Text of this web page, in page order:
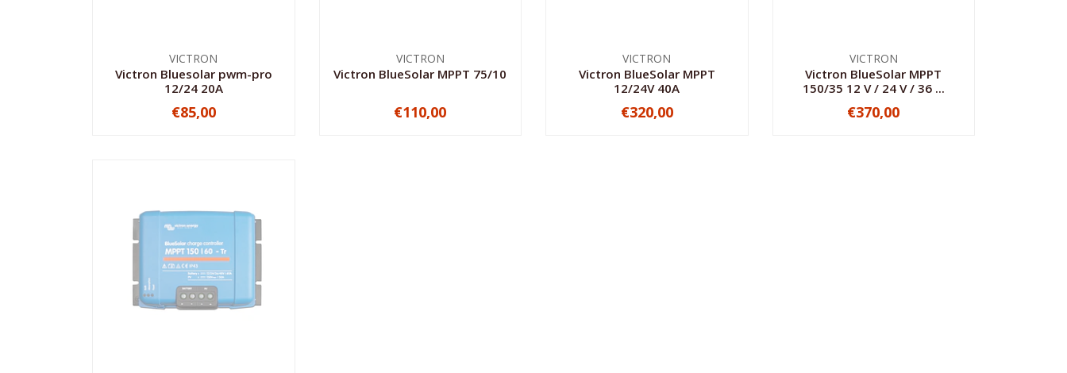
VICTRON
Victron Bluesolar pwm-pro
12/24 20A
NO DISPONIBLE
€85,00
VICTRON
Victron BlueSolar MPPT 75/10
NO DISPONIBLE
€110,00
VICTRON
Victron BlueSolar MPPT
12/24V 40A
NO DISPONIBLE
€320,00
VICTRON
Victron BlueSolar MPPT
150/35 12 V / 24 V / 36 ...
NO DISPONIBLE
€370,00